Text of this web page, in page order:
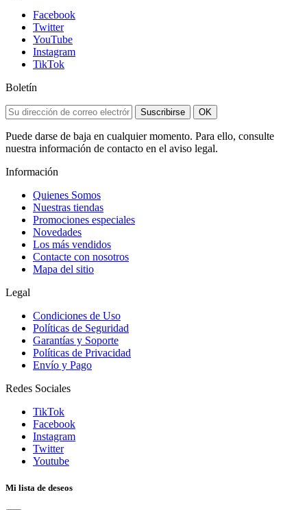
Facebook
Twitter
YouTube
Instagram
TikTok
Boletín
Suscribirse OK
Puede darse de baja en cualquier momento. Para ello, consulte
nuestra información de contacto en el aviso legal.
Información
Quienes Somos
Nuestras tiendas
Promociones especiales
Novedades
Los más vendidos
Contacte con nosotros
Mapa del sitio
Legal
Condiciones de Uso
Políticas de Seguridad
Garantías y Soporte
Políticas de Privacidad
Envío y Pago
Redes Sociales
TikTok
Facebook
Instagram
Twitter
Youtube
Mi lista de deseos